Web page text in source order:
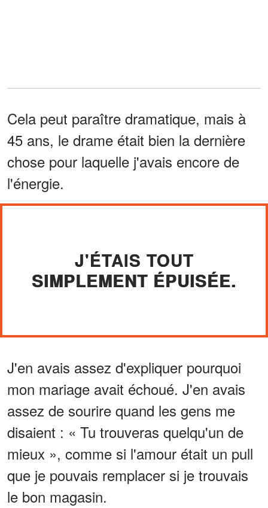
Cela peut paraître dramatique, mais à
45 ans, le drame était bien la dernière
chose pour laquelle j'avais encore de
l'énergie.
J'ÉTAIS TOUT
SIMPLEMENT ÉPUISÉE.
J'en avais assez d'expliquer pourquoi
mon mariage avait échoué. J'en avais
assez de sourire quand les gens me
disaient : « Tu trouveras quelqu'un de
mieux », comme si l'amour était un pull
que je pouvais remplacer si je trouvais
le bon magasin.